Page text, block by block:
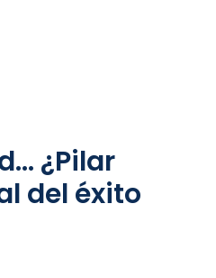
¿Pilar
del éxito